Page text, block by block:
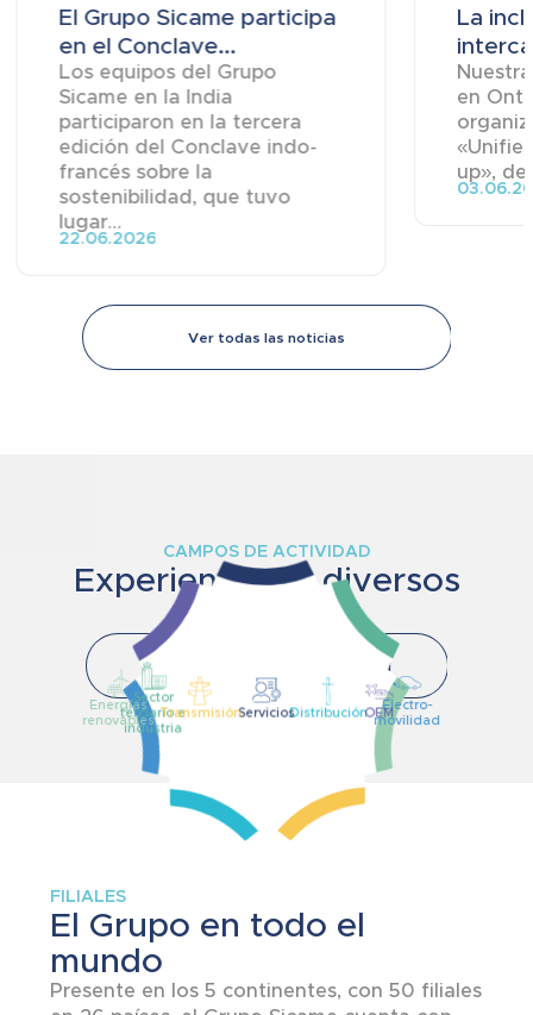
El Grupo Sicame participa
en el Conclave...
Los equipos del Grupo
Sicame en la India
participaron en la tercera
edición del Conclave indo-
francés sobre la
sostenibilidad, que tuvo
lugar...
22.06.2026
La
en
up»,
Ver todas las noticias
CAMPOS DE ACTIVIDAD
Experiencia en diversos
Descubrir los campos de actividad
Distribución
Electro-
movilidad
OEM
Servicios
Sector
terciario e
industria
Energías
renovables Transmisión
FILIALES
El Grupo en todo el
mundo
Presente en los 5 continentes, con 50 filiales